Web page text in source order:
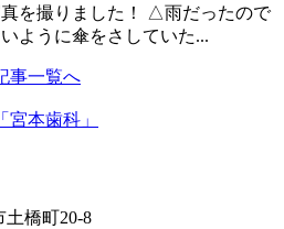
を撮りました！ △雨だったので
ように傘をさしていた...
事一覧へ
橋町20-8